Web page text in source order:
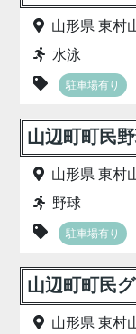
山形県 東村
水泳
駐車場有り
山辺町町民
山形県 東村
野球
駐車場有り
山辺町町民
山形県 東村